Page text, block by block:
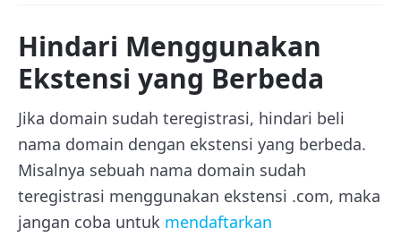
Hindari Menggunakan
Ekstensi yang Berbeda
Jika domain sudah teregistrasi, hindari beli
nama domain dengan ekstensi yang berbeda.
Misalnya sebuah nama domain sudah
teregistrasi menggunakan ekstensi .com, maka
jangan coba untuk mendaftarkan